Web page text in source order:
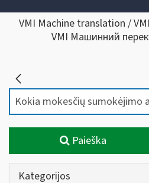
VMI Machine translation /
VMI Машинний
Paieška
Kategorijos